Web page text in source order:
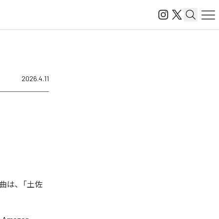
2026.4.11
は、「土佐